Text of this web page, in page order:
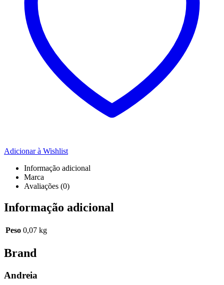
Adicionar à Wishlist
Informação adicional
Marca
Avaliações (0)
Informação adicional
Peso 0,07 kg
Brand
Andreia